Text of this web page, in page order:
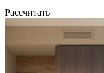
Рассчитать